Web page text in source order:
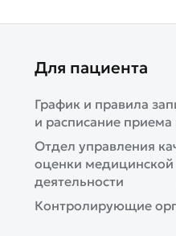
Для пациента
График и правила
и расписание приема
Отдел управления
оценки медицинской
деятельности
Контролирующие